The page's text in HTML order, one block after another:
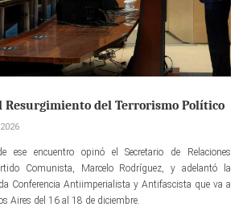
Resurgimiento del Terrorismo Político
ese encuentro opinó el Secretario de Relaciones
Comunista, Marcelo Rodríguez, y adelantó la
Conferencia Antiimperialista y Antifascista que va a
Aires del 16 al 18 de diciembre.